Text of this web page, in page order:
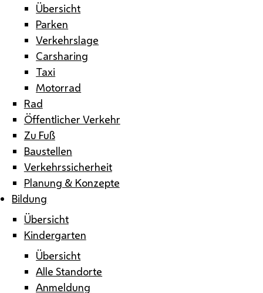
Übersicht
Parken
Verkehrslage
Carsharing
Taxi
Motorrad
Rad
Öffentlicher Verkehr
Zu Fuß
Baustellen
Verkehrssicherheit
Planung & Konzepte
Bildung
Übersicht
Kindergarten
Übersicht
Alle Standorte
Anmeldung